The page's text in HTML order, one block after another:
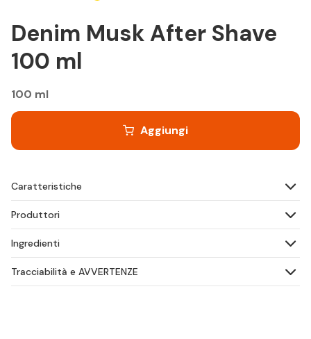
Denim Musk After Shave
100 ml
100 ml
Aggiungi
Caratteristiche
Produttori
Ingredienti
Tracciabilità e AVVERTENZE